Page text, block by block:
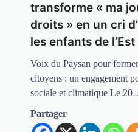
transforme « ma
droits » en un cri
les enfants de l’Est
Voix du Paysan pour
citoyens : un engagement
sociale et climatique Le
Partager